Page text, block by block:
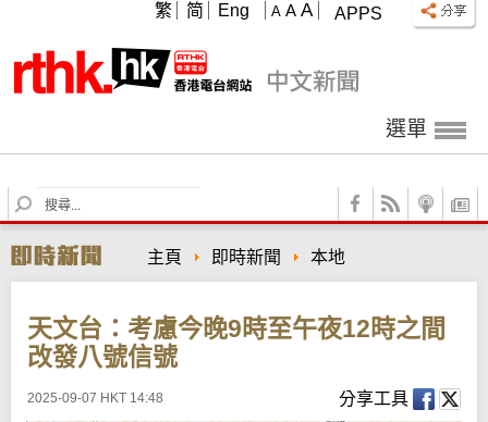
APPS
A A A
繁 简 Eng
選單
S
e
r
c
主頁 即時新聞 本地
天文台：考慮今晚9時至午夜12時之間
改發八號信號
2025-09-07 HKT 14:48 分享工具